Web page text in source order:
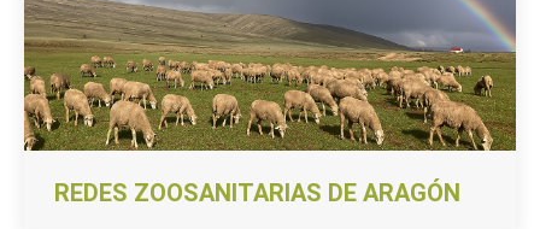
REDES ZOOSANITARIAS DE ARAGÓN